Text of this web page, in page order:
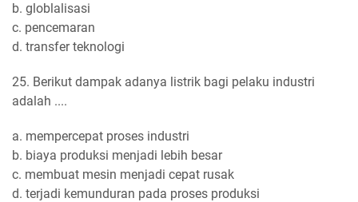
b. globlalisasi
c. pencemaran
d. transfer teknologi
25. Berikut dampak adanya listrik bagi pelaku industri
adalah ....
a. mempercepat proses industri
b. biaya produksi menjadi lebih besar
c. membuat mesin menjadi cepat rusak
d. terjadi kemunduran pada proses produksi